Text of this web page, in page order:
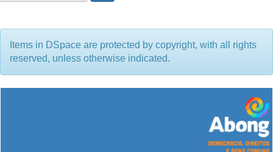
Items in DSpace are protected by copyright, with all rights
reserved, unless otherwise indicated.